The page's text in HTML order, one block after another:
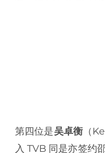
第四位是吴卓衡 （
入 TVB 同是亦签约